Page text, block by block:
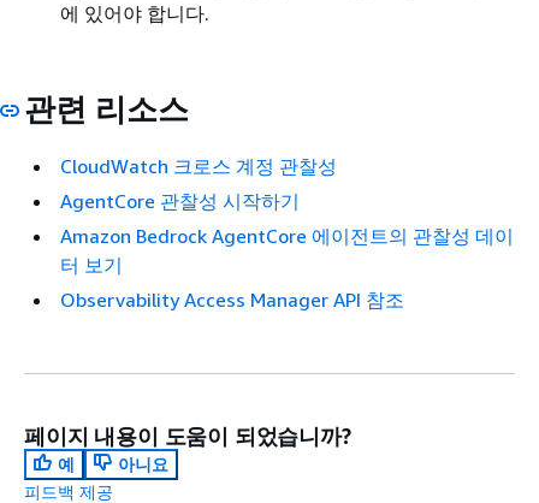
에 있어야 합니다.
관련 리소스
CloudWatch 크로스 계정 관찰성
AgentCore 관찰성 시작하기
Amazon Bedrock AgentCore 에이전트의 관찰성 데이
터 보기
Observability Access Manager API 참조
페이지 내용이 도움이 되었습니까?
예
아니요
피드백 제공